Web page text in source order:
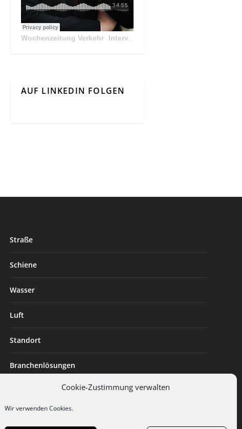
Cookie-Zustimmung verwalten
Wir verwenden Cookies.
Wochenzeitung Verkehr· Interview Mit Andreas Matthä, CEO der ÖBB Holding
AUF LINKEDIN FOLGEN
Straße
Schiene
Wasser
Luft
Standort
Branchenlösungen